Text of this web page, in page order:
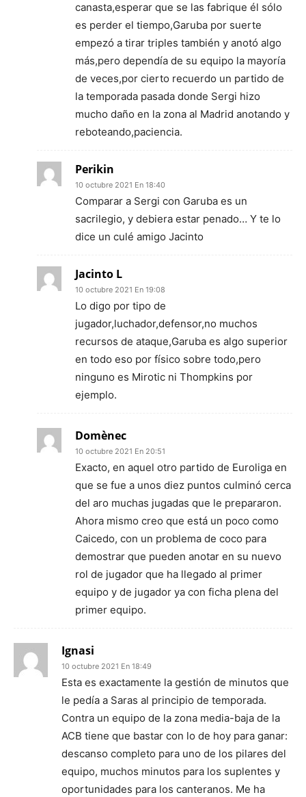
canasta,esperar que se las fabrique él sólo
es perder el tiempo,Garuba por suerte
empezó a tirar triples también y anotó algo
más,pero dependía de su equipo la mayoría
de veces,por cierto recuerdo un partido de
la temporada pasada donde Sergi hizo
mucho daño en la zona al Madrid anotando y
reboteando,paciencia.
Perikin
10 octubre 2021 En 18:40
Comparar a Sergi con Garuba es un
sacrilegio, y debiera estar penado… Y te lo
dice un culé amigo Jacinto
Jacinto L
10 octubre 2021 En 19:08
Lo digo por tipo de
jugador,luchador,defensor,no muchos
recursos de ataque,Garuba es algo superior
en todo eso por físico sobre todo,pero
ninguno es Mirotic ni Thompkins por
ejemplo.
Domènec
10 octubre 2021 En 20:51
Exacto, en aquel otro partido de Euroliga en
que se fue a unos diez puntos culminó cerca
del aro muchas jugadas que le prepararon.
Ahora mismo creo que está un poco como
Caicedo, con un problema de coco para
demostrar que pueden anotar en su nuevo
rol de jugador que ha llegado al primer
equipo y de jugador ya con ficha plena del
primer equipo.
Ignasi
10 octubre 2021 En 18:49
Esta es exactamente la gestión de minutos que
le pedía a Saras al principio de temporada.
Contra un equipo de la zona media-baja de la
ACB tiene que bastar con lo de hoy para ganar:
descanso completo para uno de los pilares del
equipo, muchos minutos para los suplentes y
oportunidades para los canteranos. Me ha